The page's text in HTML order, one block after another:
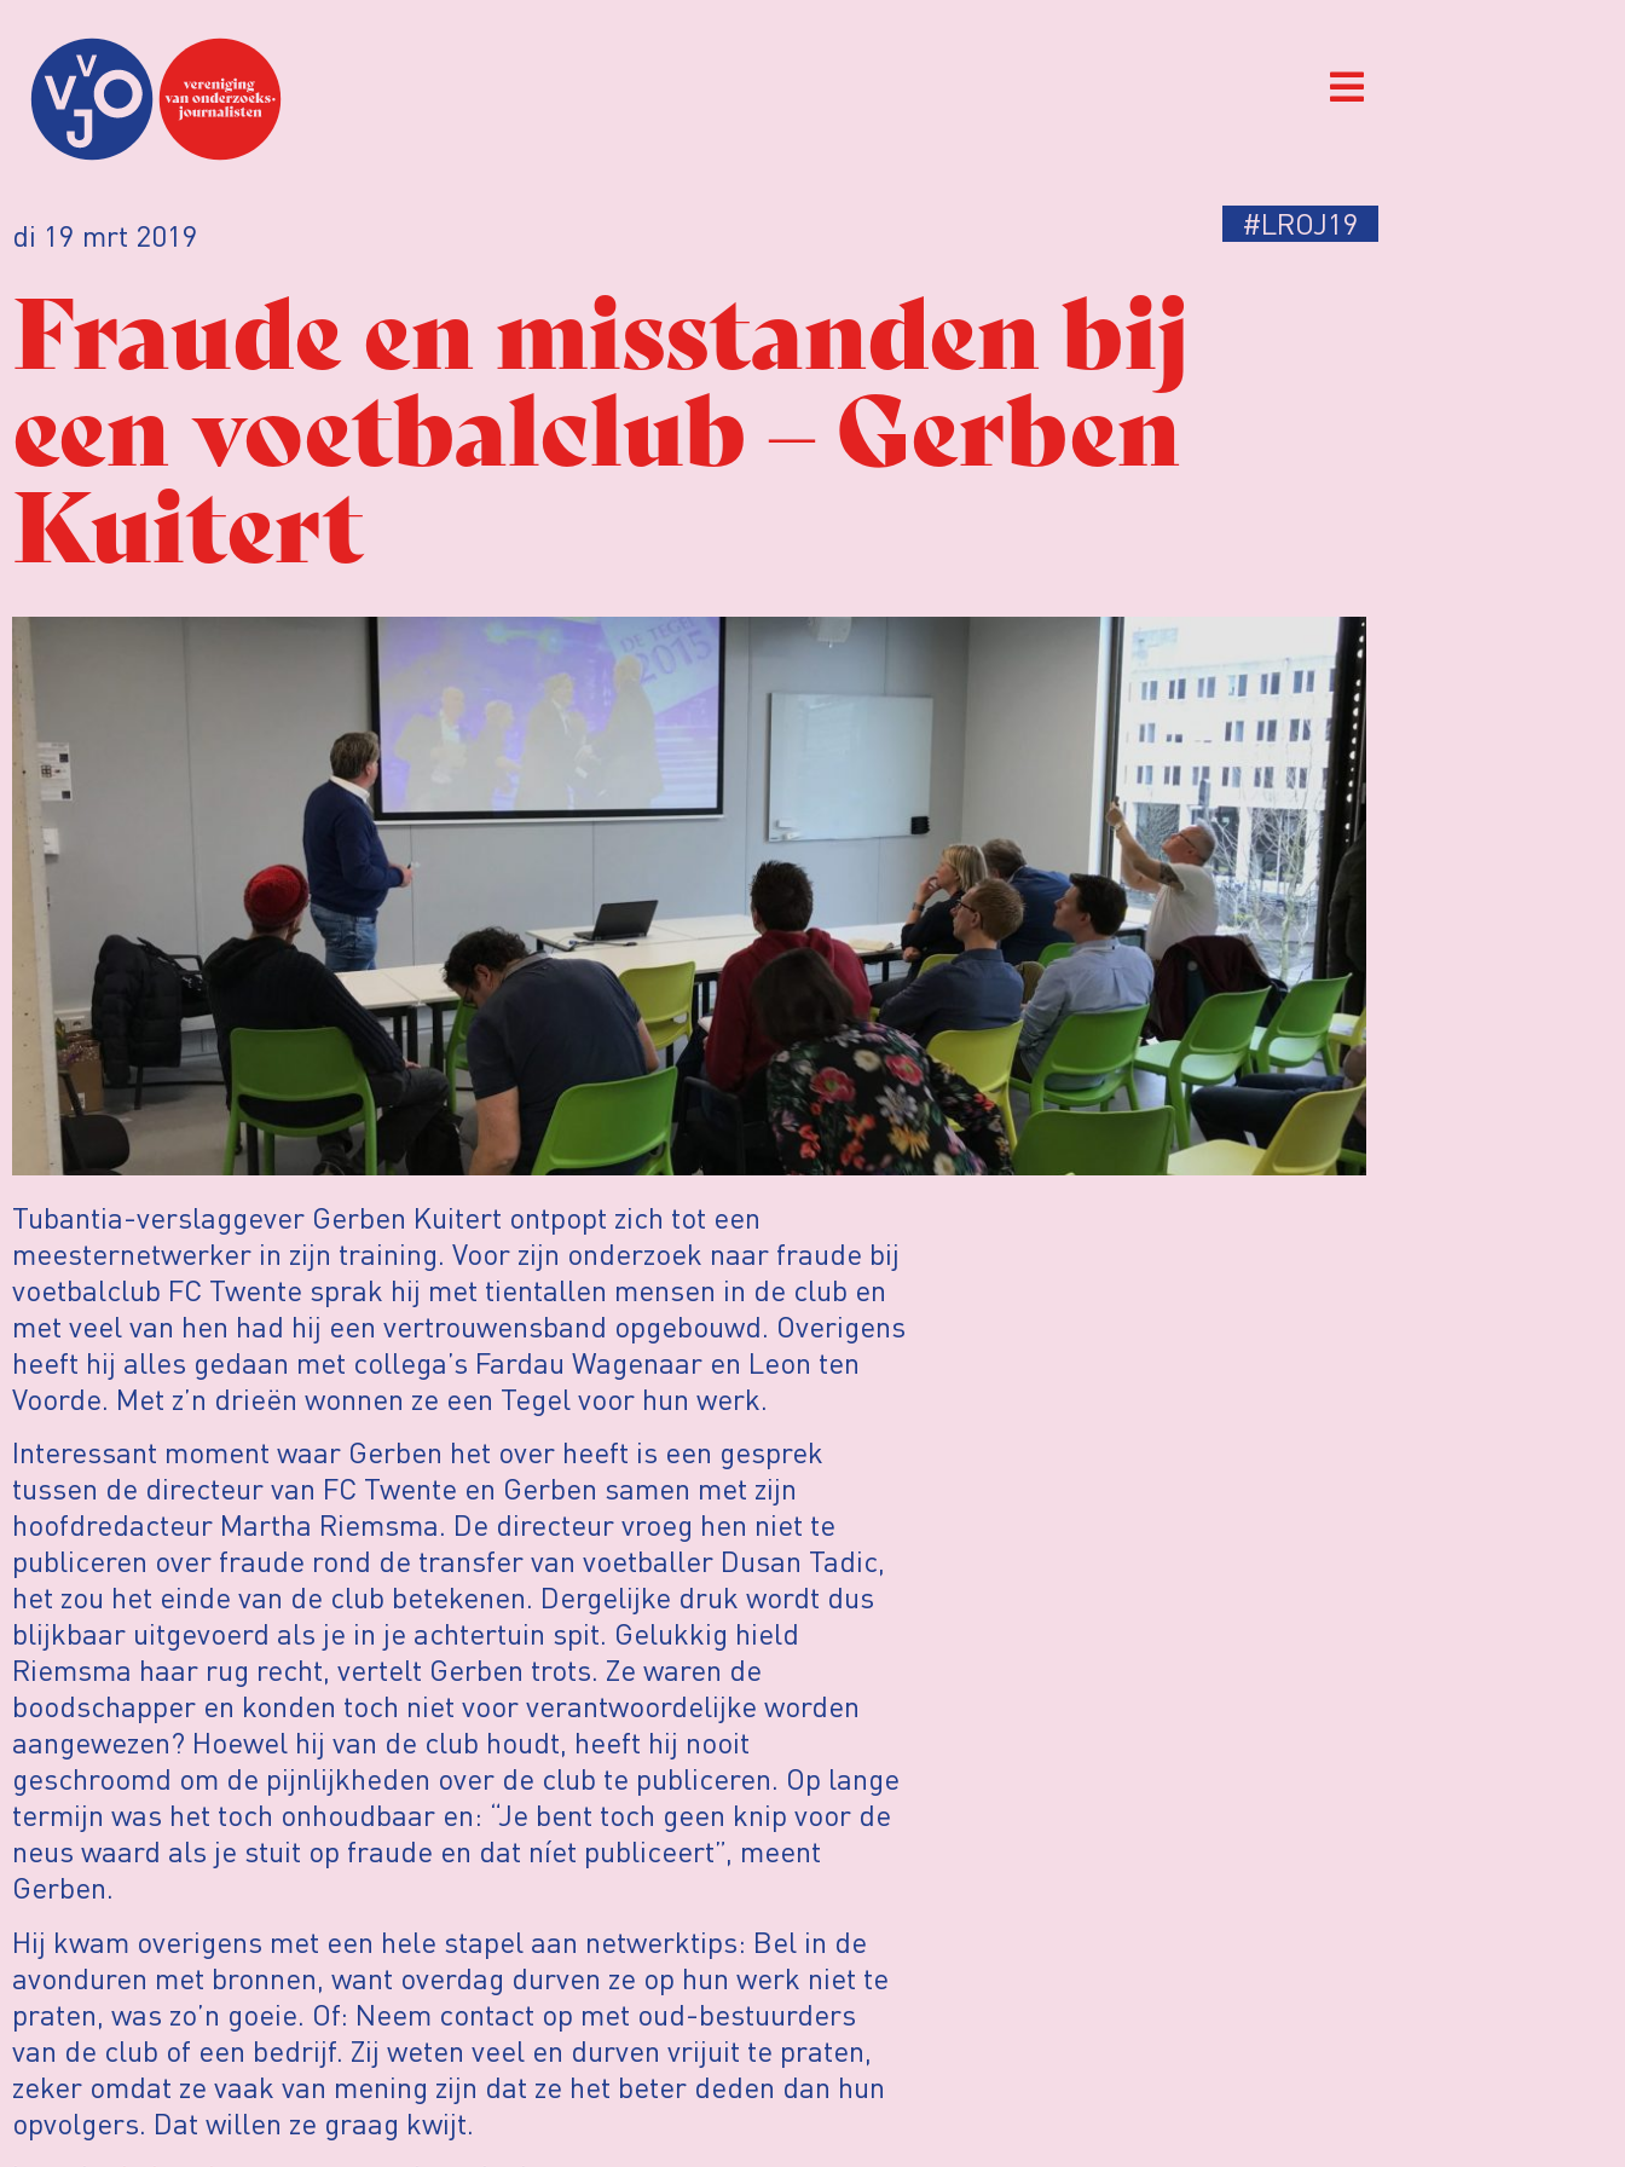
di 19 mrt 2019 #LROJ19
Fraude en misstanden bij
een voetbalclub – Gerben
Kuitert
Tubantia-verslaggever Gerben Kuitert ontpopt zich tot een
meesternetwerker in zijn training. Voor zijn onderzoek naar fraude bij
voetbalclub FC Twente sprak hij met tientallen mensen in de club en
met veel van hen had hij een vertrouwensband opgebouwd. Overigens
heeft hij alles gedaan met collega’s Fardau Wagenaar en Leon ten
Voorde. Met z’n drieën wonnen ze een Tegel voor hun werk.
Interessant moment waar Gerben het over heeft is een gesprek
tussen de directeur van FC Twente en Gerben samen met zijn
hoofdredacteur Martha Riemsma. De directeur vroeg hen niet te
publiceren over fraude rond de transfer van voetballer Dusan Tadic,
het zou het einde van de club betekenen. Dergelijke druk wordt dus
blijkbaar uitgevoerd als je in je achtertuin spit. Gelukkig hield
Riemsma haar rug recht, vertelt Gerben trots. Ze waren de
boodschapper en konden toch niet voor verantwoordelijke worden
aangewezen? Hoewel hij van de club houdt, heeft hij nooit
geschroomd om de pijnlijkheden over de club te publiceren. Op lange
termijn was het toch onhoudbaar en: “Je bent toch geen knip voor de
neus waard als je stuit op fraude en dat níet publiceert”, meent
Gerben.
Hij kwam overigens met een hele stapel aan netwerktips: Bel in de
avonduren met bronnen, want overdag durven ze op hun werk niet te
praten, was zo’n goeie. Of: Neem contact op met oud-bestuurders
van de club of een bedrijf. Zij weten veel en durven vrijuit te praten,
zeker omdat ze vaak van mening zijn dat ze het beter deden dan hun
opvolgers. Dat willen ze graag kwijt.